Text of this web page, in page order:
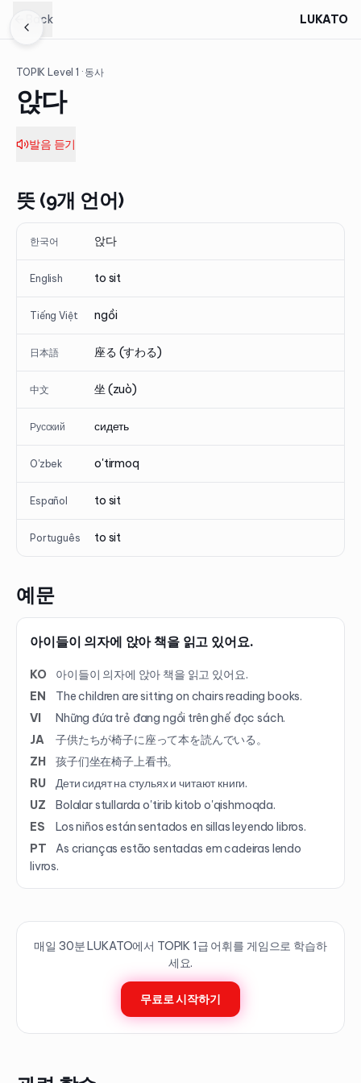
Back LUKATO
TOPIK Level1 · 동사
앉다
발음 듣기
뜻 (9개 언어)
한국어 앉다
English to sit
Tiếng Việt ngồi
日本語 座る (すわる)
中文 坐 (zuò)
Русский сидеть
O'zbek o'tirmoq
Español to sit
Português to sit
예문
아이들이 의자에 앉아 책을 읽고 있어요.
KO
아이들이 의자에 앉아 책을 읽고 있어요.
EN
The children are sitting on chairs reading books.
VI
Những đứa trẻ đang ngồi trên ghế đọc sách.
JA
子供たちが椅子に座って本を読んでいる。
ZH
孩子们坐在椅子上看书。
RU
Дети сидят на стульях и читают книги.
UZ
Bolalar stullarda o'tirib kitob o'qishmoqda.
ES
Los niños están sentados en sillas leyendo libros.
PT
As crianças estão sentadas em cadeiras lendo
livros.
매일 30분 LUKATO에서 TOPIK 1급 어휘를 게임으로 학습하
세요.
무료로 시작하기